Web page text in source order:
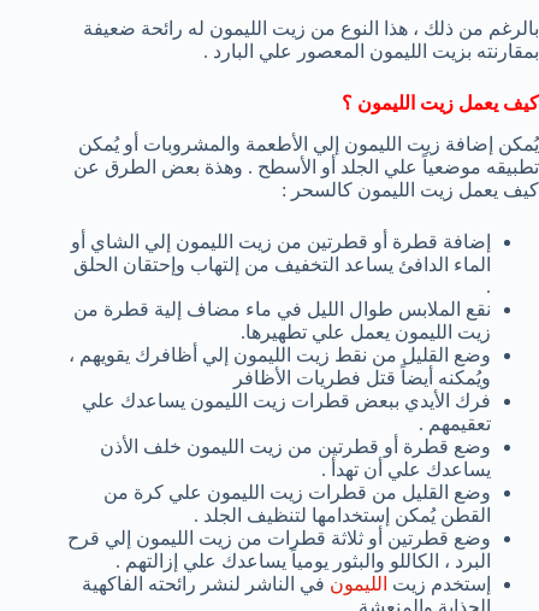
بالرغم من ذلك ، هذا النوع من زيت الليمون له رائحة ضعيفة
بمقارنته بزيت الليمون المعصور علي البارد .
كيف يعمل زيت الليمون ؟
يُمكن إضافة زيت الليمون إلي الأطعمة والمشروبات أو يُمكن
تطبيقه موضعياً علي الجلد أو الأسطح . وهذة بعض الطرق عن
كيف يعمل زيت الليمون كالسحر :
إضافة قطرة أو قطرتين من زيت الليمون إلي الشاي أو
الماء الدافئ يساعد التخفيف من إلتهاب وإحتقان الحلق
.
نقع الملابس طوال الليل في ماء مضاف إلية قطرة من
زيت الليمون يعمل علي تطهيرها.
وضع القليل من نقط زيت الليمون إلي أظافرك يقويهم ،
ويُمكنه أيضاً قتل فطريات الأظافر
فرك الأيدي ببعض قطرات زيت الليمون يساعدك علي
تعقيمهم .
وضع قطرة أو قطرتين من زيت الليمون خلف الأذن
يساعدك علي أن تهدأ .
وضع القليل من قطرات زيت الليمون علي كرة من
القطن يُمكن إستخدامها لتنظيف الجلد .
وضع قطرتين أو ثلاثة قطرات من زيت الليمون إلي قرح
البرد ، الكاللو والبثور يومياً يساعدك علي إزالتهم .
إستخدم زيت الليمون في الناشر لنشر رائحته الفاكهية
الجذابة والمنعشة .